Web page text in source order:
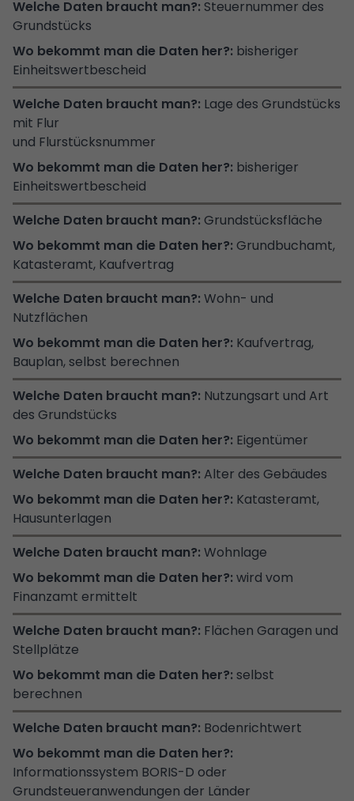
Steuernummer des
Grundstücks
bisheriger
Einheitswertbescheid
Lage des Grundstücks
mit Flur
und Flurstücksnummer
bisheriger
Einheitswertbescheid
Grundstücksfläche
Grundbuchamt,
Katasteramt, Kaufvertrag
Wohn- und
Nutzflächen
Kaufvertrag,
Bauplan, selbst berechnen
Nutzungsart und Art
des Grundstücks
Eigentümer
Alter des Gebäudes
Katasteramt,
Hausunterlagen
Wohnlage
wird vom
Finanzamt ermittelt
Flächen Garagen und
Stellplätze
selbst
berechnen
Bodenrichtwert
Informationssystem BORIS-D oder
Grundsteueranwendungen der Länder